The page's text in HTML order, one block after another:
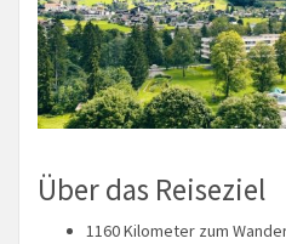
Über das Reiseziel
1160 Kilometer zum